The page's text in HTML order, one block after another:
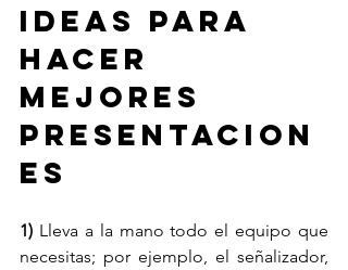
Ideas para
hacer
mejores
presentacion
es
1) Lleva a la mano todo el equipo que
necesitas; por ejemplo, el señalizador,